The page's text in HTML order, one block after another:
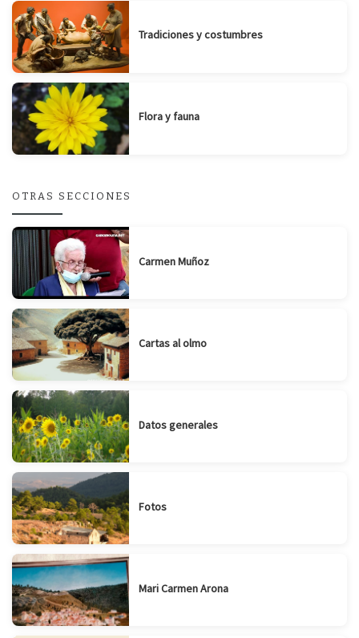
Tradiciones y costumbres
Flora y fauna
OTRAS SECCIONES
Carmen Muñoz
Cartas al olmo
Datos generales
Fotos
Mari Carmen Arona